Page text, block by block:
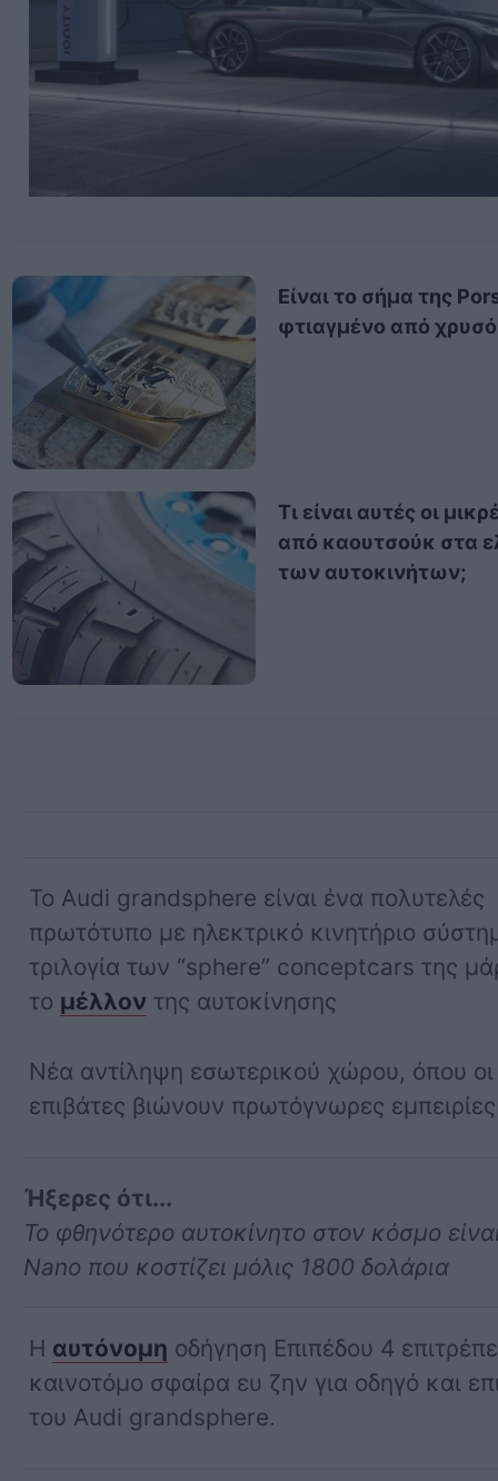
Είναι το σήμα της
φτιαγμένο από
Τι είναι αυτές οι
από καουτσούκ στα
των αυτοκινήτων;
Το Audi grandsphere είναι ένα πολυτελές
πρωτότυπο με ηλεκτρικό κινητήριο
τριλογία των “sphere” conceptcars της
το μέλλον της αυτοκίνησης
Νέα αντίληψη εσωτερικού χώρου, όπου οι
επιβάτες βιώνουν πρωτόγνωρες εμπειρίες
Ήξερες ότι...
Το φθηνότερο αυτοκίνητο στον κόσμο
Nano που κοστίζει μόλις 1800 δολάρια
Η αυτόνομη οδήγηση Επιπέδου 4
καινοτόμο σφαίρα ευ ζην για οδηγό και
του Audi grandsphere.